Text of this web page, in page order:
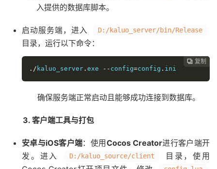
入提供的数据库脚本。
启动服务端，进入 D:/kaluo_server/bin/Release
目录，运行以下命令：
 复制
 复制
 复制
 复制
./ kaluo_server . exe -- config=config . ini
确保服务端正常启动且能够成功连接到数据库。
3. 客户端工具与打包
安卓与iOS客户端：使用Cocos Creator进行客户端开
发。进入
D:/kaluo_source/client
目录，使用